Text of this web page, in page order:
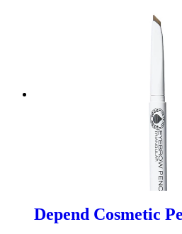
Depend Cosmetic